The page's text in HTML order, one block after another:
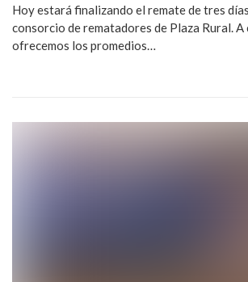
Hoy estará finalizando el remate de tres
consorcio de rematadores de Plaza Rural.
ofrecemos los promedios…